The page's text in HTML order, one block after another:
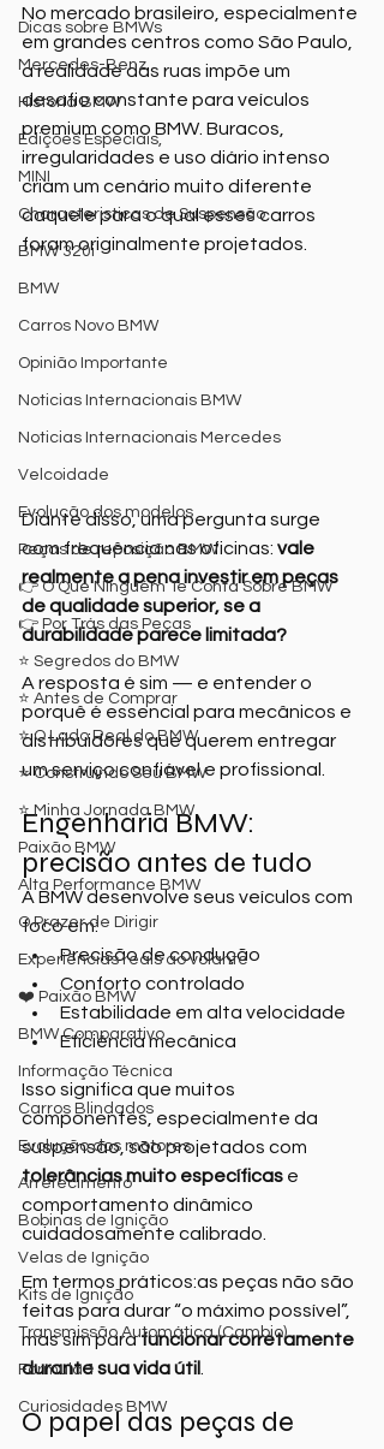
Dicas sobre BMWs
Mercedes-Benz
Historia BMW
Edições Especiais,
MINI
Characteristicas de Suspensão
BMW 320i
BMW
Carros Novo BMW
Opinião Importante
Noticias Internacionais BMW
Noticias Internacionais Mercedes
Velcoidade
Evolução dos modelos
Peças de reposição BMW
👉 O Que Ninguém Te Conta Sobre BMW
👉 Por Trás das Peças
⭐ Segredos do BMW
⭐ Antes de Comprar
⭐ O Lado Real do BMW
⭐ Construindo Seu BMW
⭐ Minha Jornada BMW
Paixão BMW
Alta Performance BMW
O Prazer de Dirigir
Experiências reais ao volante
❤️ Paixão BMW
BMW Comparativo
Informação Técnica
Carros Blindados
Evolução dos motores
Arrefecimento
Bobinas de Ignição
Velas de Ignição
Kits de Ignição
Transmissão Automática (Cambio)
Formula 1
Curiosidades BMW
No mercado brasileiro, especialmente
em grandes centros como São Paulo,
a realidade das ruas impõe um
desafio constante para veículos
premium como BMW. Buracos,
irregularidades e uso diário intenso
criam um cenário muito diferente
daquele para o qual esses carros
foram originalmente projetados.
Diante disso, uma pergunta surge
com frequência nas oficinas: vale
realmente a pena investir em peças
de qualidade superior, se a
durabilidade parece limitada?
A resposta é sim — e entender o
porquê é essencial para mecânicos e
distribuidores que querem entregar
um serviço confiável e profissional.
Engenharia BMW:
precisão antes de tudo
A BMW desenvolve seus veículos com
foco em:
Precisão de condução
Conforto controlado
Estabilidade em alta velocidade
Eficiência mecânica
Isso significa que muitos
componentes, especialmente da
suspensão, são projetados com
tolerâncias muito específicas e
comportamento dinâmico
cuidadosamente calibrado.
Em termos práticos:as peças não são
feitas para durar “o máximo possível”,
mas sim para funcionar corretamente
durante sua vida útil.
O papel das peças de